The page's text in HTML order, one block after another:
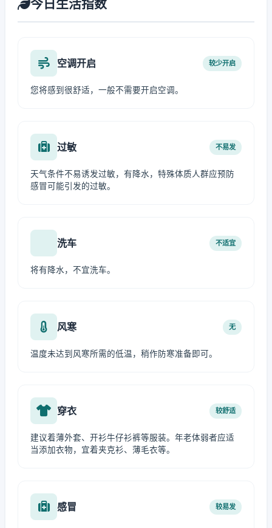
今日生活指数
空调开启 较少开启
您将感到很舒适，一般不需要开启空调。
过敏 不易发
天气条件不易诱发过敏，有降水，特殊体质人群应预防
感冒可能引发的过敏。
洗车 不适宜
将有降水，不宜洗车。
风寒 无
温度未达到风寒所需的低温，稍作防寒准备即可。
穿衣 较舒适
建议着薄外套、开衫牛仔衫裤等服装。年老体弱者应适
当添加衣物，宜着夹克衫、薄毛衣等。
感冒 较易发